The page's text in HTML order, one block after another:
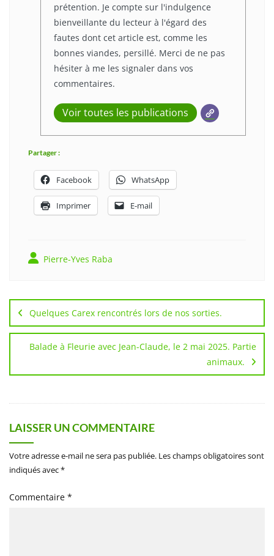
prétention. Je compte sur l'indulgence
bienveillante du lecteur à l'égard des
fautes dont cet article est, comme les
bonnes viandes, persillé. Merci de ne pas
hésiter à me les signaler dans vos
commentaires.
Voir toutes les publications
Partager :
Facebook WhatsApp
Imprimer E-mail
Pierre-Yves Raba
de
l’article
Quelques Carex rencontrés lors de nos sorties.
Balade à Fleurie avec Jean-Claude, le 2 mai 2025. Partie
animaux.
LAISSER UN COMMENTAIRE
Votre adresse e-mail ne sera pas publiée. Les champs obligatoires sont
indiqués avec*
Commentaire *